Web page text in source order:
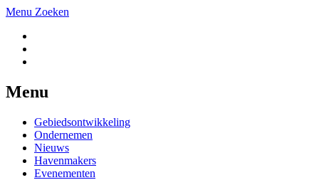
Menu Zoeken
Menu
Gebiedsontwikkeling
Ondernemen
Nieuws
Havenmakers
Evenementen